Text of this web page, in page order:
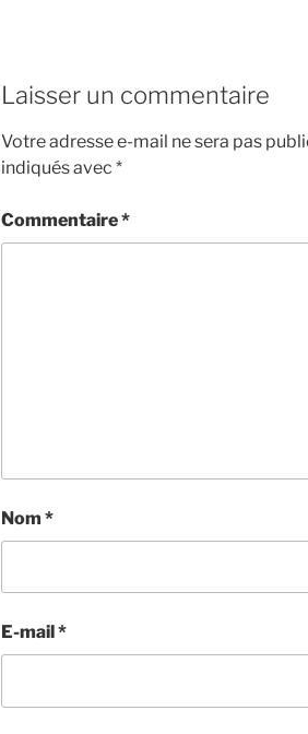
Laisser un commentaire
Votre adresse e-mail ne sera pas
indiqués avec *
Commentaire*
Nom *
E-mail *